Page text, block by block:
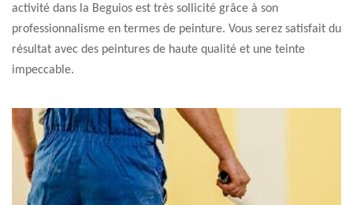
activité dans la Beguios est très sollicité grâce à son
professionnalisme en termes de peinture. Vous serez satisfait du
résultat avec des peintures de haute qualité et une teinte
impeccable.